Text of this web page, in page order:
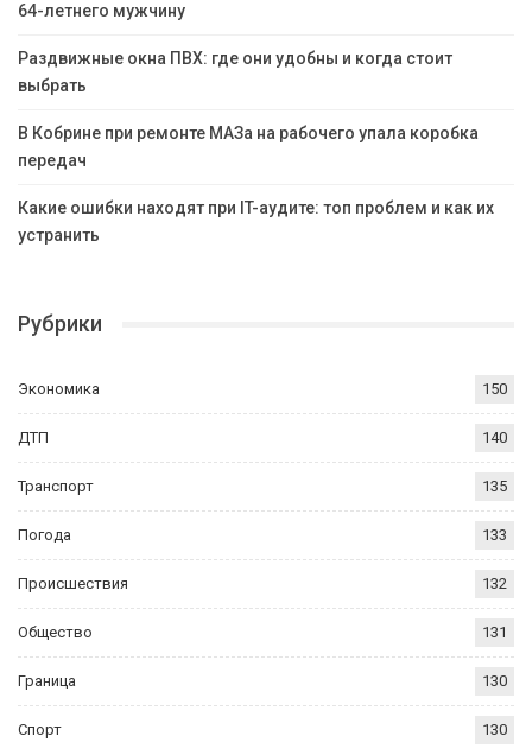
64-летнего мужчину
Раздвижные окна ПВХ: где они удобны и когда стоит
выбрать
В Кобрине при ремонте МАЗа на рабочего упала коробка
передач
Какие ошибки находят при IT-аудите: топ проблем и как их
устранить
Рубрики
Экономика 150
ДТП 140
Транспорт 135
Погода 133
Происшествия 132
Общество 131
Граница 130
Спорт 130